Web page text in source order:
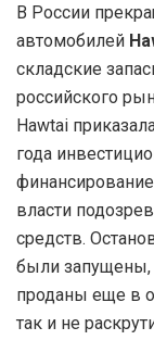
В России
автомобилей
складские
российского
Hawtai
года
власти
средств.
были запущены,
проданы еще в
так и не